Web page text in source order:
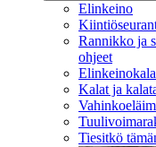
Elinkeino
Rannikko ja
ohjeet
Kalat ja
Tiesitkö